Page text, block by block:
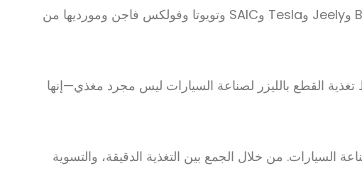
طبقنا أنظمة ERP وCRM وMES لضمان الجودة وقابلية التتبع. تخدم معداتنا شركات تصنيع السيارات الرائدة مثل BYD وJeely وTesla وSAIC وتويوتا وفولكس فاجن ومورديها من
تغذية القطع بالليزر لصناعة السيارات ليس مجرد مغذي—إنها
السيارات. من خلال الجمع بين التغذية الدقيقة، والتسوية